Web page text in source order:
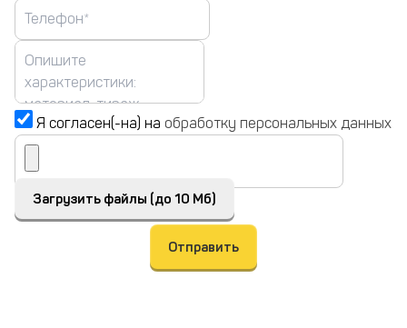
Я согласен(-на) на обработку персональных данных
Загрузить файлы (до 10 Мб)
Отправить